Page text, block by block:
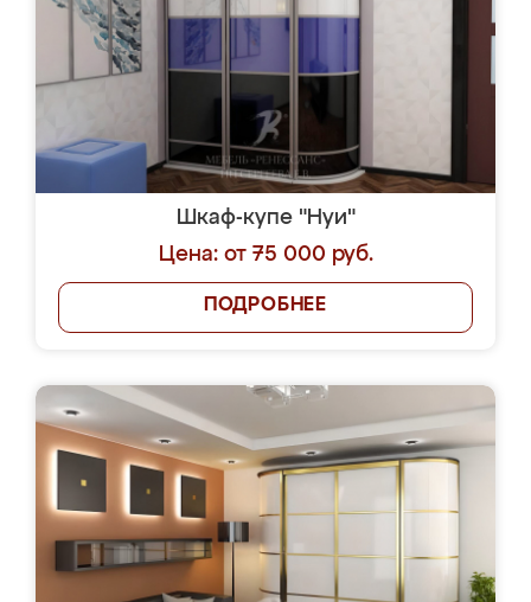
Шкаф-купе "Нуи"
Цена: от 75 000 руб.
ПОДРОБНЕЕ